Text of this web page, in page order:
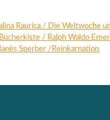
Rau­rica / Die Welt­wo­che
/ Ralph Wal­do
Sper­ber /Reinkar­na­ti­on